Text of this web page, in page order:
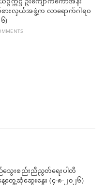
ားလှယ်အဖွဲ့က လာရောက်ဂါရဝ
)
ြည်သွေးစည်းညီညွတ်ရေးပါတီ
တွေ့ဆုံဆွေးနွေး (၄-၈-၂၀၂၆)